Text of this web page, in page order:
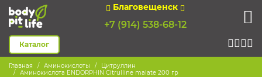
Благовещенск
+7 (914) 538-68-12
Каталог
Главная Аминокислоты
Цитруллин
Аминокислота ENDORPHIN Citrulline malate 200 гр